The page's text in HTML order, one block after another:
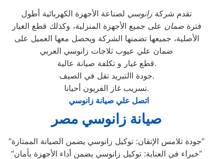
تقدم شركة زانوسي لصناعة الأجهزة الكهربائية أطول
فترةضمان على جميع الأجهزة المنزلية، وكذلك قطع الغيار
الأصلية، جميعها تضمنها الشركة ويحصل معها العميل على
ضمان علي عيوب ثلاجات زانوسي العربي
قطع غيار و تكلفة صيانة عالية.
جودة االتبريد تقل في الصيف.
تسريب غاز الفريون أحيانا.
اتصل علي صيانة زانوسي
صيانة زانوسي مصر
“جودة تلامس الإتقان: توكيل زانوسي يضمن الصيانة الممتازة”
“خبراء في العناية: توكيل زانوسي يضمن أداء الأجهزة بأمان”